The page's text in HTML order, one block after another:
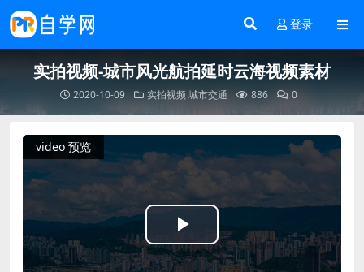
登录
实拍视频-城市风光航拍延时云海视频素材
2020-10-09 实拍视频城市交通 886 0
video 预览
Play